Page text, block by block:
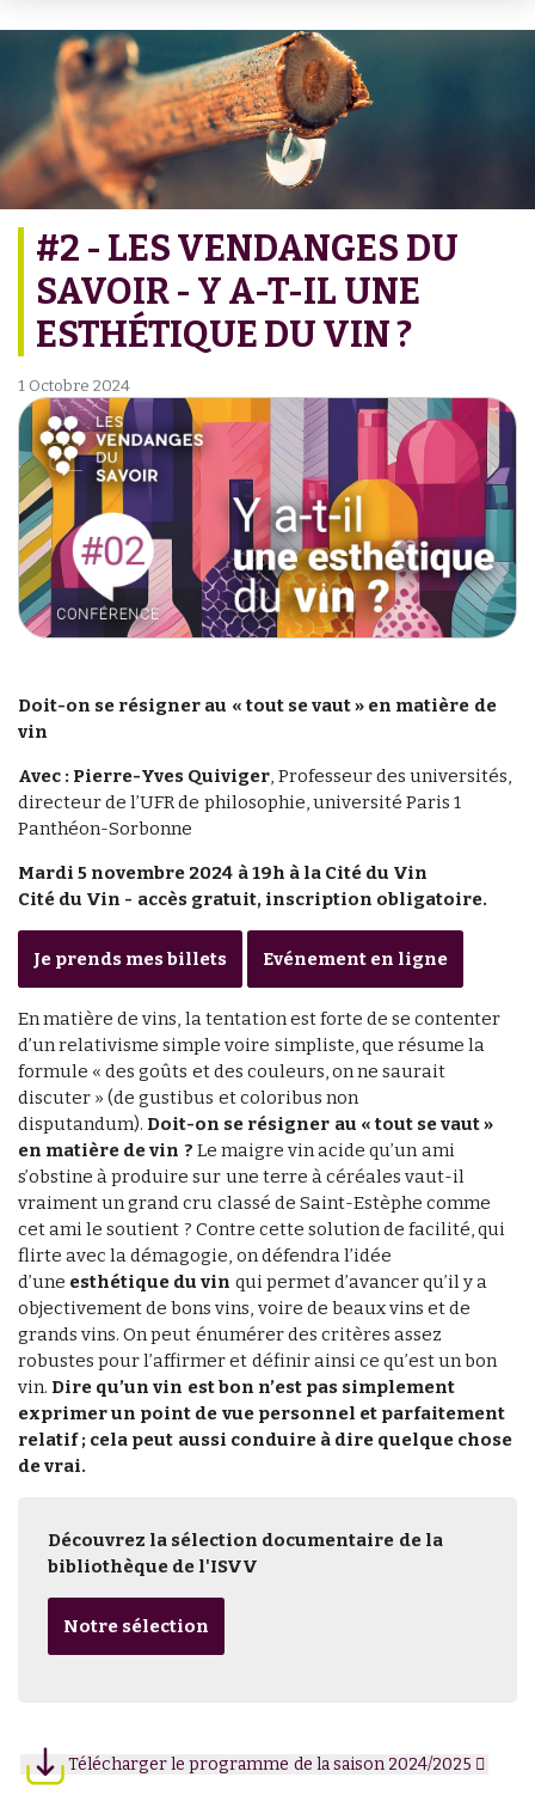
#2 - LES VENDANGES DU
SAVOIR - Y A-T-IL UNE
ESTHÉTIQUE DU VIN ?
1 Octobre 2024
Doit-on se résigner au « tout se vaut » en matière de
vin
Avec : Pierre-Yves Quiviger, Professeur des universités,
directeur de l’UFR de philosophie, université Paris 1
Panthéon-Sorbonne
Mardi 5 novembre 2024 à 19h à la Cité du Vin
Cité du Vin - accès gratuit, inscription obligatoire.
Je prends mes billets Evénement en ligne
En matière de vins, la tentation est forte de se contenter
d’un relativisme simple voire simpliste, que résume la
formule « des goûts et des couleurs, on ne saurait
discuter » (de gustibus et coloribus non
disputandum). Doit-on se résigner au « tout se vaut »
en matière de vin ? Le maigre vin acide qu’un ami
s’obstine à produire sur une terre à céréales vaut-il
vraiment un grand cru classé de Saint-Estèphe comme
cet ami le soutient ? Contre cette solution de facilité, qui
flirte avec la démagogie, on défendra l’idée
d’une esthétique du vin qui permet d’avancer qu’il y a
objectivement de bons vins, voire de beaux vins et de
grands vins. On peut énumérer des critères assez
robustes pour l’affirmer et définir ainsi ce qu’est un bon
vin. Dire qu’un vin est bon n’est pas simplement
exprimer un point de vue personnel et parfaitement
relatif ; cela peut aussi conduire à dire quelque chose
de vrai.
Découvrez la sélection documentaire de la
bibliothèque de l'ISVV
Notre sélection
Télécharger le programme de la saison 2024/2025